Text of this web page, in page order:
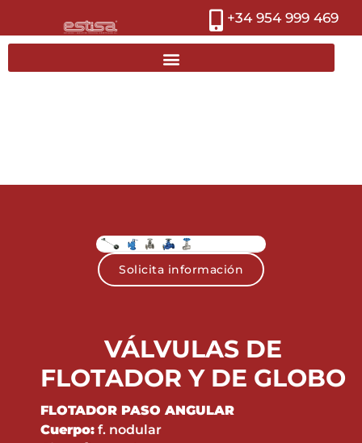
+34 954 999 469
Solicita información
VÁLVULAS DE
FLOTADOR Y DE GLOBO
FLOTADOR PASO ANGULAR
Cuerpo: f. nodular